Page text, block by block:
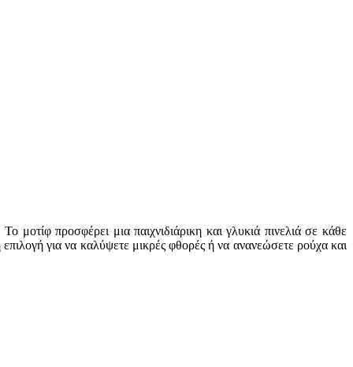
προσφέρει μια παιχνιδιάρικη και γλυκιά πινελιά σε κάθε
για να καλύψετε μικρές φθορές ή να ανανεώσετε ρούχα και